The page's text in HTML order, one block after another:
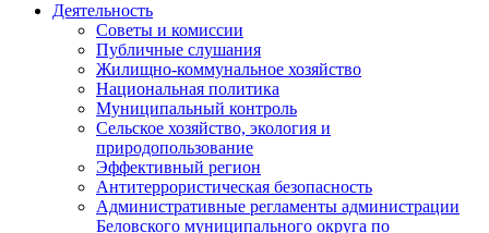
Деятельность
Советы и комиссии
Публичные слушания
Жилищно-коммунальное хозяйство
Национальная политика
Муниципальный контроль
Сельское хозяйство, экология и
природопользование
Эффективный регион
Антитеррористическая безопасность
Административные регламенты администрации
Беловского муниципального округа по